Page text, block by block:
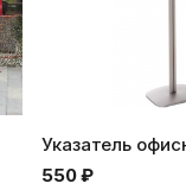
Указатель
550 ₽